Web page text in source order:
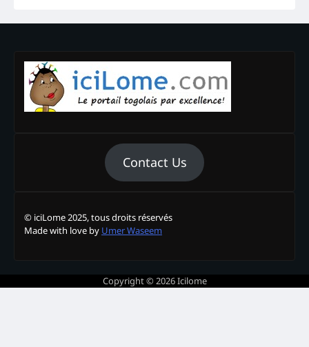
Contact Us
© iciLome 2025, tous droits réservés
Made with love by Umer Waseem
Copyright © 2026Icilome